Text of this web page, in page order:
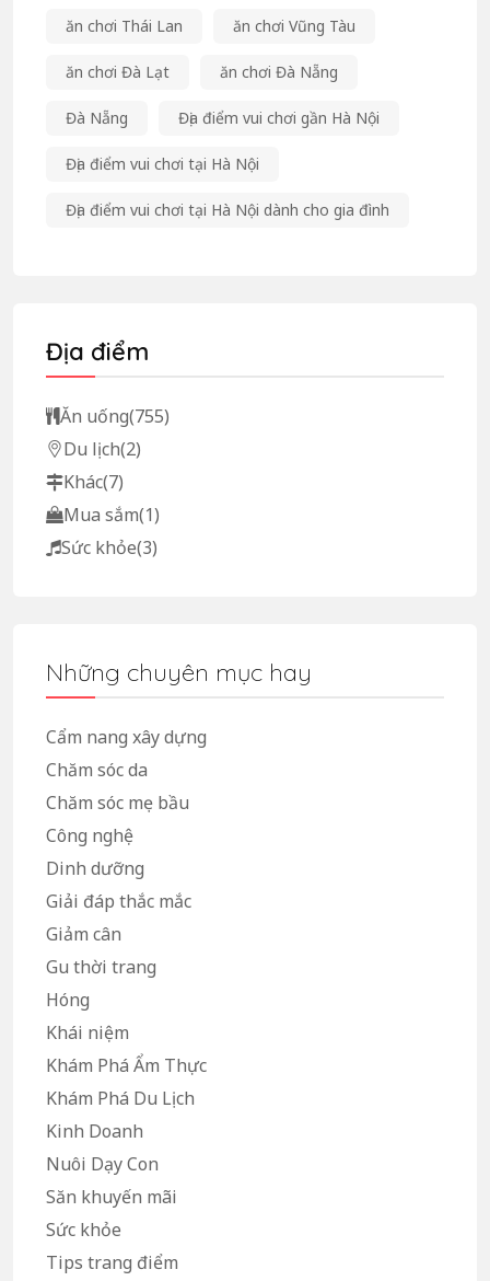
ăn chơi Thái Lan ăn chơi Vũng Tàu
ăn chơi Đà Lạt ăn chơi Đà Nẵng
Đà Nẵng Địa điểm vui chơi gần Hà Nội
Địa điểm vui chơi tại Hà Nội
Địa điểm vui chơi tại Hà Nội dành cho gia đình
Địa điểm
Ăn uống(755)
Du lịch(2)
Khác(7)
Mua sắm(1)
Sức khỏe(3)
Những chuyên mục hay
Cẩm nang xây dựng
Chăm sóc da
Chăm sóc mẹ bầu
Công nghệ
Dinh dưỡng
Giải đáp thắc mắc
Giảm cân
Gu thời trang
Hóng
Khái niệm
Khám Phá Ẩm Thực
Khám Phá Du Lịch
Kinh Doanh
Nuôi Dạy Con
Săn khuyến mãi
Sức khỏe
Tips trang điểm